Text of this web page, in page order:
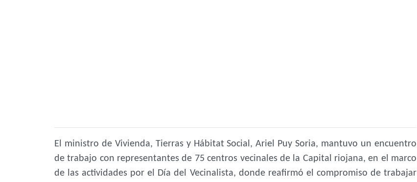
El ministro de Vivienda, Tierras y Hábitat Social, Ariel Puy Soria, mantuvo un encuentro
de trabajo con representantes de 75 centros vecinales de la Capital riojana, en el marco
de las actividades por el Día del Vecinalista, donde reafirmó el compromiso de trabajar